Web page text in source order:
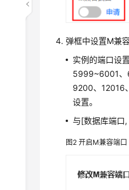
弹框中设置M兼
实例的端口设
5999~6001、
9200、12016
设置。
与[数据库端口,
图2开启M兼容端口